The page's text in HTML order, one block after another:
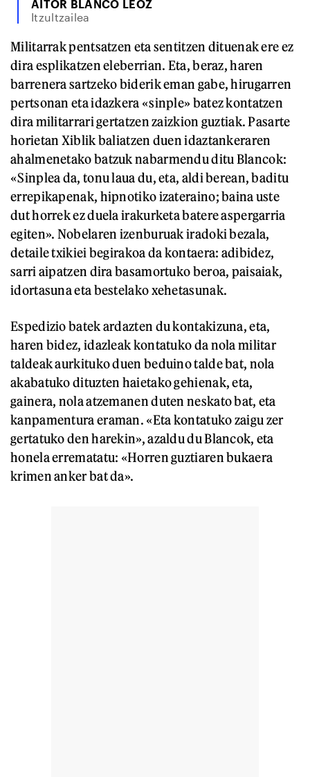
AITOR BLANCO LEOZ
Itzultzailea
Militarrak pentsatzen eta sentitzen dituenak ere ez
dira esplikatzen eleberrian. Eta, beraz, haren
barrenera sartzeko biderik eman gabe, hirugarren
pertsonan eta idazkera «sinple» batez kontatzen
dira militarrari gertatzen zaizkion guztiak. Pasarte
horietan Xiblik baliatzen duen idaztankeraren
ahalmenetako batzuk nabarmendu ditu Blancok:
«Sinplea da, tonu laua du, eta, aldi berean, baditu
errepikapenak, hipnotiko izateraino; baina uste
dut horrek ez duela irakurketa batere aspergarria
egiten». Nobelaren izenburuak iradoki bezala,
detaile txikiei begirakoa da kontaera: adibidez,
sarri aipatzen dira basamortuko beroa, paisaiak,
idortasuna eta bestelako xehetasunak.
Espedizio batek ardazten du kontakizuna, eta,
haren bidez, idazleak kontatuko da nola militar
taldeak aurkituko duen beduino talde bat, nola
akabatuko dituzten haietako gehienak, eta,
gainera, nola atzemanen duten neskato bat, eta
kanpamentura eraman. «Eta kontatuko zaigu zer
gertatuko den harekin», azaldu du Blancok, eta
honela errematatu: «Horren guztiaren bukaera
krimen anker bat da».